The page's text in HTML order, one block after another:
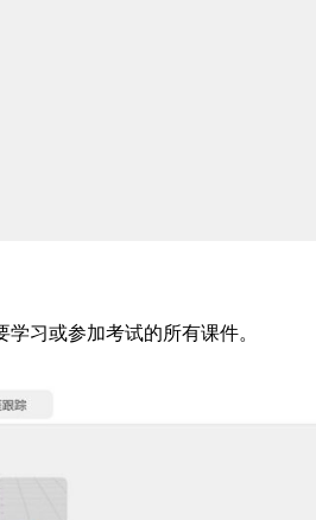
习或参加考试的所有课件。